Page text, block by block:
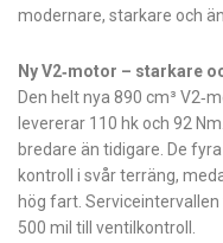
modernare, starkare och
Ny V2‑motor – starkare
Den helt nya 890 cm³
levererar 110 hk och 92
bredare än tidigare. De
kontroll i svår terräng,
hög fart.
500 mil till ventilkontroll.